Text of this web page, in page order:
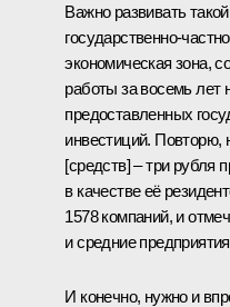
Важно развивать
государственно-
экономическая зона,
работы за восемь лет
предоставленных
инвестиций. Повторю,
[средств] – три рубля
в качестве её
1578 компаний, и
и средние
И конечно, нужно и